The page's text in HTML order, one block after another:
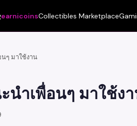
earnicoinsCollectibles Marketplace
ๆ มาใช้งาน
นำเพื่อนๆ มาใช้ง